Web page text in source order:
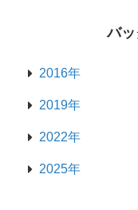
バ
2016年
2019年
2022年
2025年